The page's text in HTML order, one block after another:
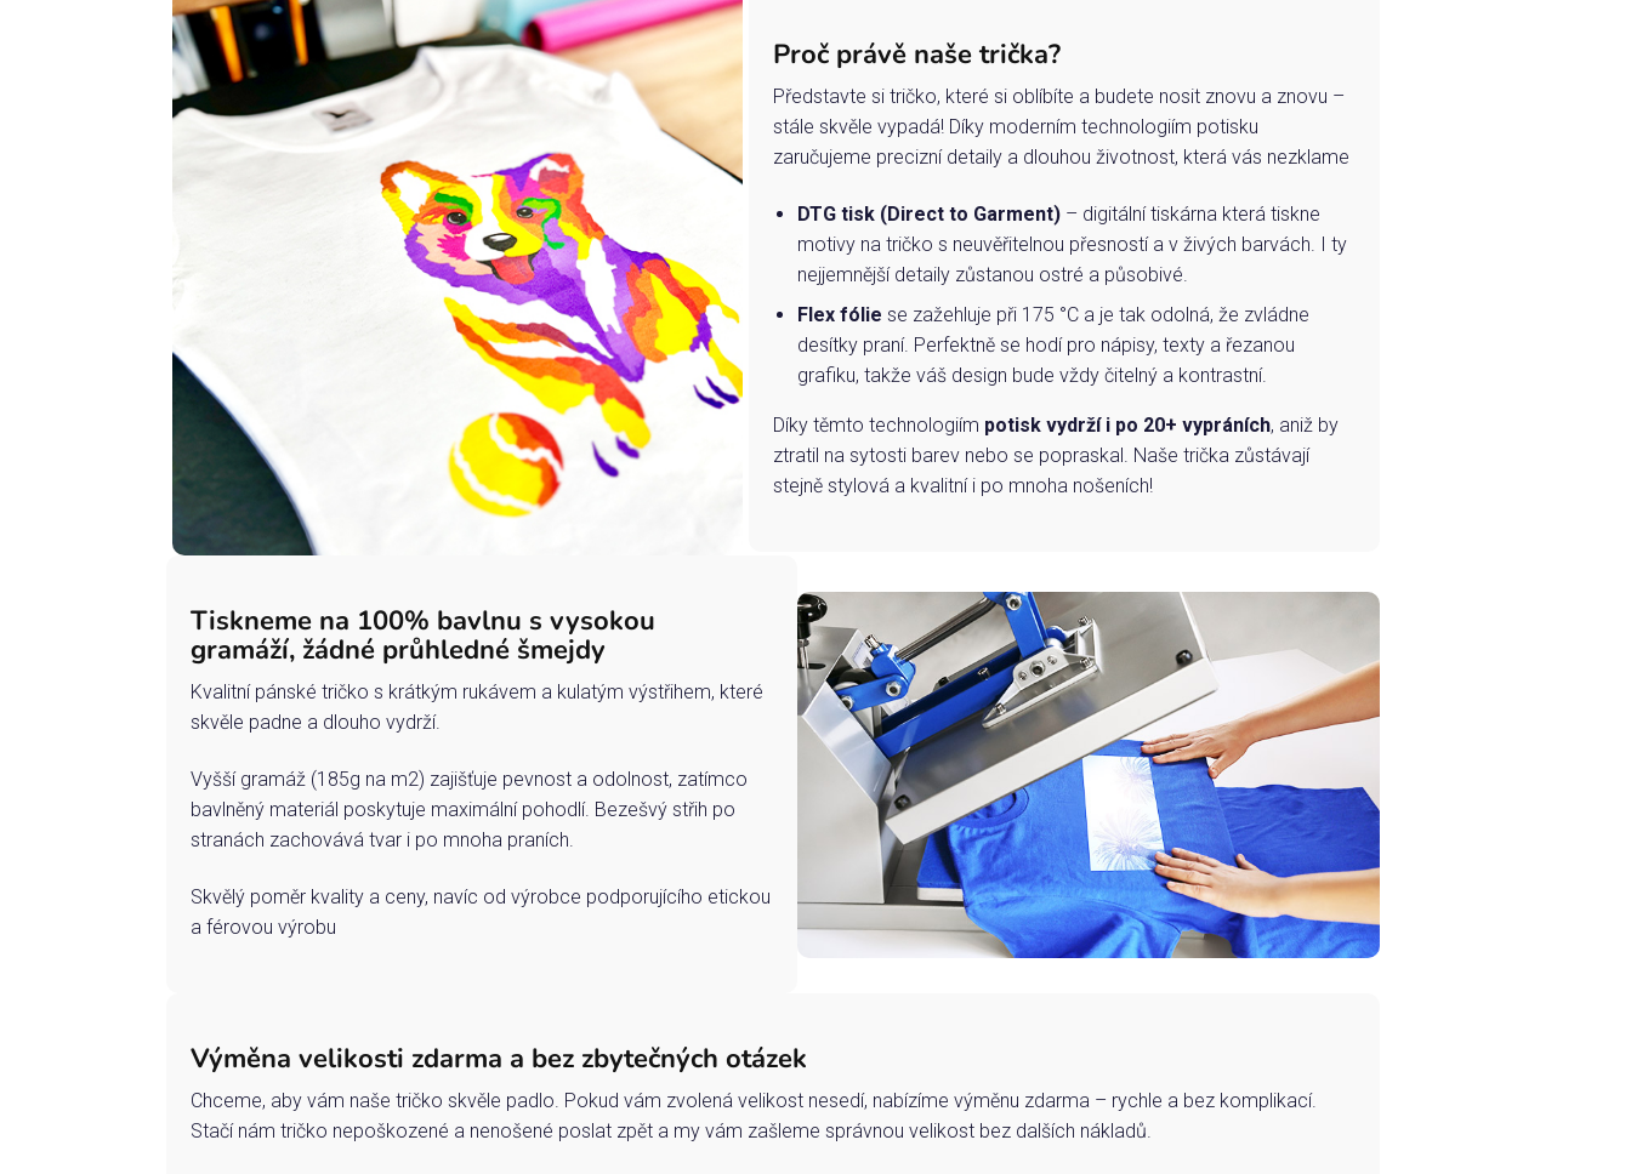
Proč právě naše trička?
Představte si tričko, které si oblíbíte a budete nosit znovu a znovu –
stále skvěle vypadá! Díky moderním technologiím potisku
zaručujeme precizní detaily a dlouhou životnost, která vás nezklame
DTG tisk (Direct to Garment)– digitální tiskárna která tiskne
motivy na tričko s neuvěřitelnou přesností a v živých barvách. I ty
nejjemnější detaily zůstanou ostré a působivé.
Flex fólie se zažehluje při 175 °C a je tak odolná, že zvládne
desítky praní. Perfektně se hodí pro nápisy, texty a řezanou
grafiku, takže váš design bude vždy čitelný a kontrastní.
Díky těmto technologiím potisk vydrží i po 20+ vypráních, aniž by
ztratil na sytosti barev nebo se popraskal. Naše trička zůstávají
stejně stylová a kvalitní i po mnoha nošeních!
Tiskneme na 100% bavlnu s vysokou
gramáží, žádné průhledné šmejdy
Kvalitní pánské tričko s krátkým rukávem a kulatým výstřihem, které
skvěle padne a dlouho vydrží.
Vyšší gramáž (185g na m2) zajišťuje pevnost a odolnost, zatímco
bavlněný materiál poskytuje maximální pohodlí. Bezešvý střih po
stranách zachovává tvar i po mnoha praních.
Skvělý poměr kvality a ceny, navíc od výrobce podporujícího etickou
a férovou výrobu
Výměna velikosti zdarma a bez zbytečných otázek
Chceme, aby vám naše tričko skvěle padlo. Pokud vám zvolená velikost nesedí, nabízíme výměnu zdarma – rychle a bez komplikací.
Stačí nám tričko nepoškozené a nenošené poslat zpět a my vám zašleme správnou velikost bez dalších nákladů.